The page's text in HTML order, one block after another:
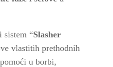
sistem “Slasher
vlastitih prethodnih
u borbi,